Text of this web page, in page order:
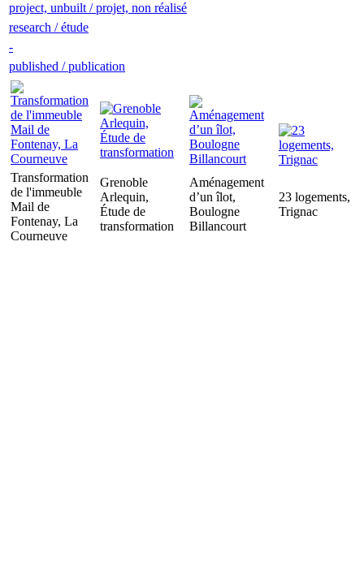
project, unbuilt / projet, non réalisé
research / étude
-
published / publication
Transformation
de l'immeuble
Mail de
Fontenay, La
Courneuve
Grenoble
Arlequin,
Étude de
transformation
Aménagement
d’un îlot,
Boulogne
Billancourt
23 logements,
Trignac